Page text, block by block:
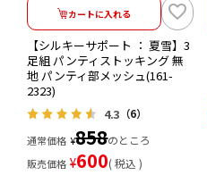
カートに入れる
【シルキーサポート ： 夏雪】3
足組 パンティストッキング 無
地 パンティ部メッシュ(161-
2323)
4.3 （6）
通常価格 ¥858のところ
販売価格 ¥600 税込